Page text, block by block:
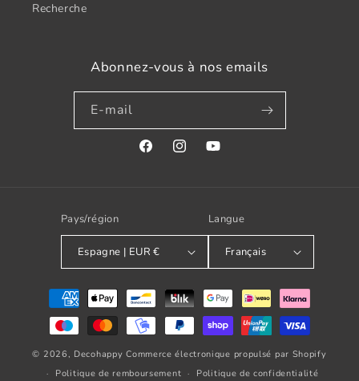
Recherche
Abonnez-vous à nos emails
E-mail
FacebookInstagramYouTube
Pays/région
Espagne | EUR €
Langue
Français
Modes
paiement
© 2026, Decohappy Commerce électronique propulsé par Shopify
Politique de remboursement
Politique de confidentialité